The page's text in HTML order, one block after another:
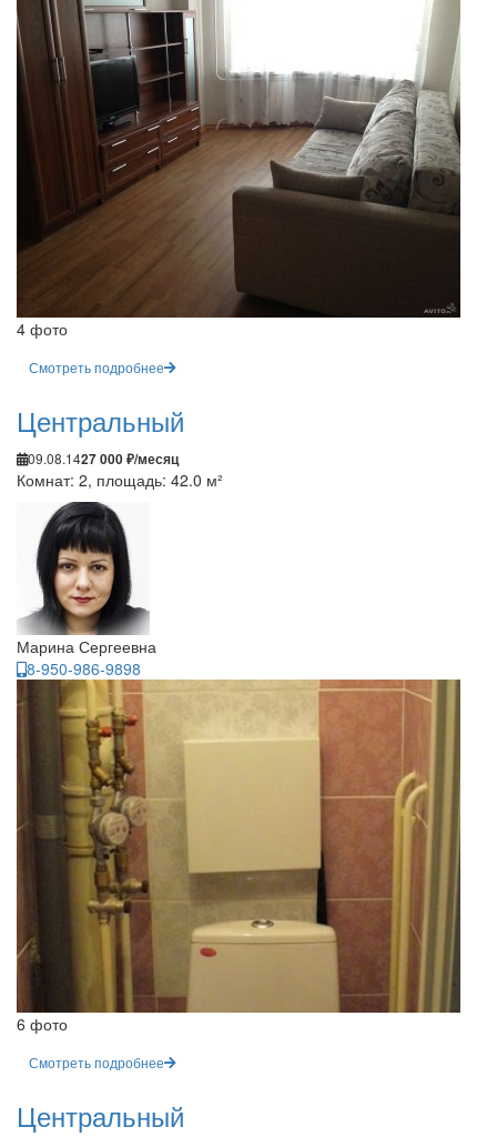
4 фото
Смотреть подробнее
Центральный
09.08.1427 000 ₽/месяц
Комнат: 2, площадь: 42.0 м²
Марина Сергеевна
8-950-986-9898
6 фото
Смотреть подробнее
Центральный